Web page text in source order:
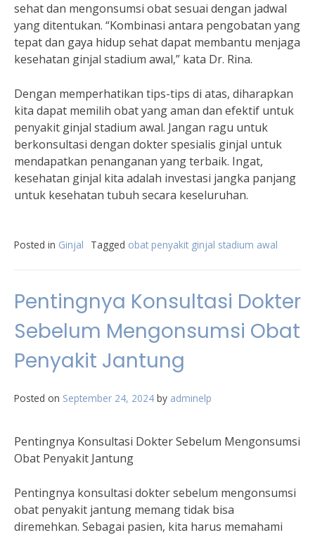
sehat dan mengonsumsi obat sesuai dengan jadwal
yang ditentukan. “Kombinasi antara pengobatan yang
tepat dan gaya hidup sehat dapat membantu menjaga
kesehatan ginjal stadium awal,” kata Dr. Rina.
Dengan memperhatikan tips-tips di atas, diharapkan
kita dapat memilih obat yang aman dan efektif untuk
penyakit ginjal stadium awal. Jangan ragu untuk
berkonsultasi dengan dokter spesialis ginjal untuk
mendapatkan penanganan yang terbaik. Ingat,
kesehatan ginjal kita adalah investasi jangka panjang
untuk kesehatan tubuh secara keseluruhan.
Posted in Ginjal Tagged obat penyakit ginjal stadium awal
Pentingnya Konsultasi Dokter
Sebelum Mengonsumsi Obat
Penyakit Jantung
Posted on September 24, 2024 by adminelp
Pentingnya Konsultasi Dokter Sebelum Mengonsumsi
Obat Penyakit Jantung
Pentingnya konsultasi dokter sebelum mengonsumsi
obat penyakit jantung memang tidak bisa
diremehkan. Sebagai pasien, kita harus memahami